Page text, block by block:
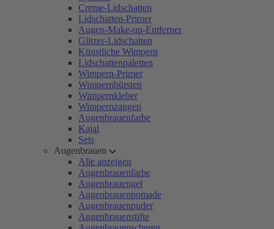
Creme-Lidschatten
Lidschatten-Primer
Augen-Make-up-Entferner
Glitzer-Lidschatten
Künstliche Wimpern
Lidschattenpaletten
Wimpern-Primer
Wimpernbürsten
Wimpernkleber
Wimpernzangen
Augenbrauenfarbe
Kajal
Sets
Augenbrauen
Alle anzeigen
Augenbrauenfarbe
Augenbrauengel
Augenbrauenpomade
Augenbrauenpuder
Augenbrauenstifte